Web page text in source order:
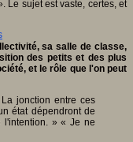
Le sujet est vaste, certes, et
sa salle de classe,
des petits et des plus
et le rôle que l'on peut
jonction entre ces
état dépendront de
l'intention. » « Je ne